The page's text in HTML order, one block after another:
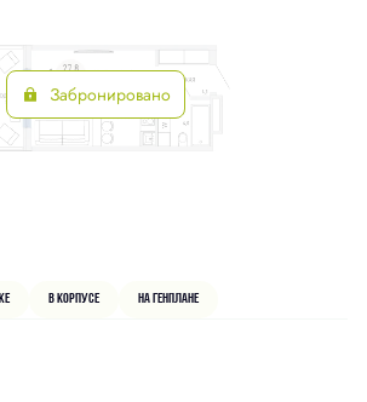
Забронировано
В корпусе На генплане